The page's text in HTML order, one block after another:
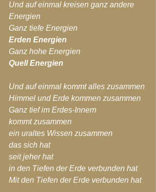
Und auf einmal kreisen ganz andere
Energien
Ganz tiefe Energien
Erden Energien
Ganz hohe Energien
Quell Energien
Und auf einmal kommt alles zusammen
Himmel und Erde kommen zusammen
Ganz tief im Erdes-Innern
kommt zusammen
ein uraltes Wissen zusammen
das sich hat
seit jeher hat
in den Tiefen der Erde verbunden hat
Mit den Tiefen der Erde verbunden hat